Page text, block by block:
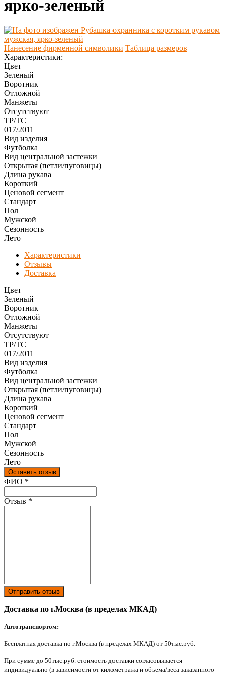
ярко-зеленый
Нанесение фирменной символики Таблица размеров
Характеристики:
Цвет
Зеленый
Воротник
Отложной
Манжеты
Отсутствуют
ТР/ТС
017/2011
Вид изделия
Футболка
Вид центральной застежки
Открытая (петли/пуговицы)
Длина рукава
Короткий
Ценовой сегмент
Стандарт
Пол
Мужской
Сезонность
Лето
Характеристики
Отзывы
Доставка
Цвет
Зеленый
Воротник
Отложной
Манжеты
Отсутствуют
ТР/ТС
017/2011
Вид изделия
Футболка
Вид центральной застежки
Открытая (петли/пуговицы)
Длина рукава
Короткий
Ценовой сегмент
Стандарт
Пол
Мужской
Сезонность
Лето
Оставить отзыв
Ваш отзыв был отправлен!
ФИО *
Отзыв *
Отправить отзыв
Доставка по г.Москва (в пределах МКАД)
Автотранспортом:
Бесплатная доставка по г.Москва (в пределах МКАД) от 50тыс.руб.
При сумме до 50тыс.руб. стоимость доставки согласовывается
индивидуально (в зависимости от километража и объема/веса заказанного